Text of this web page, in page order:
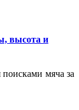
высота и
поисками мяча за